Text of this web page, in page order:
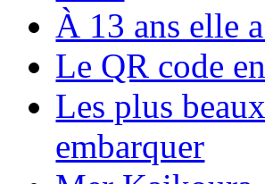
À 13 ans elle
Le QR code
Les plus
embarquer